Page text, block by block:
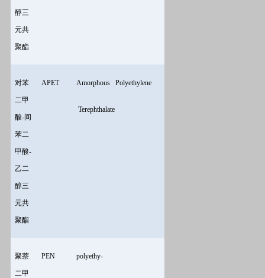
醇三
元共
聚酯
对苯
二甲
酸-间
苯二
甲酸-
乙二
醇三
元共
聚酯
APET Amorphous Polyethylene
Terephthalate
聚萘
二甲
PEN polyethy-